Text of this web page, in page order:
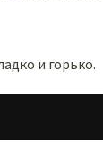
и горько.